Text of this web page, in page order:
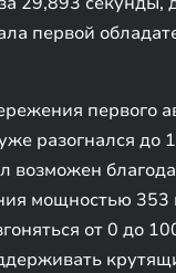
первой
первого
разогнался
возможен
мощностью 353
от 0 до